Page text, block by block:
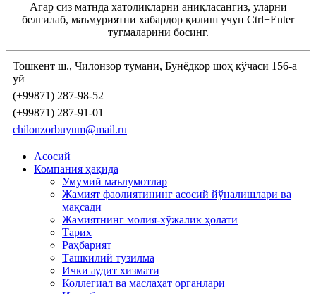
Агар сиз матнда хатоликларни аниқласангиз, уларни
белгилаб, маъмуриятни хабардор қилиш учун Ctrl+Enter
тугмаларини босинг.
Тошкент ш., Чилонзор тумани, Бунёдкор шоҳ кўчаси 156-а
уй
(+99871) 287-98-52
(+99871) 287-91-01
chilonzorbuyum@mail.ru
Асосий
Компания ҳақида
Умумий маълумотлар
Жамият фаолиятининг асосий йўналишлари ва
мақсади
Жамиятнинг молия-хўжалик ҳолати
Тарих
Раҳбарият
Ташкилий тузилма
Ички аудит хизмати
Коллегиал ва маслаҳат органлари